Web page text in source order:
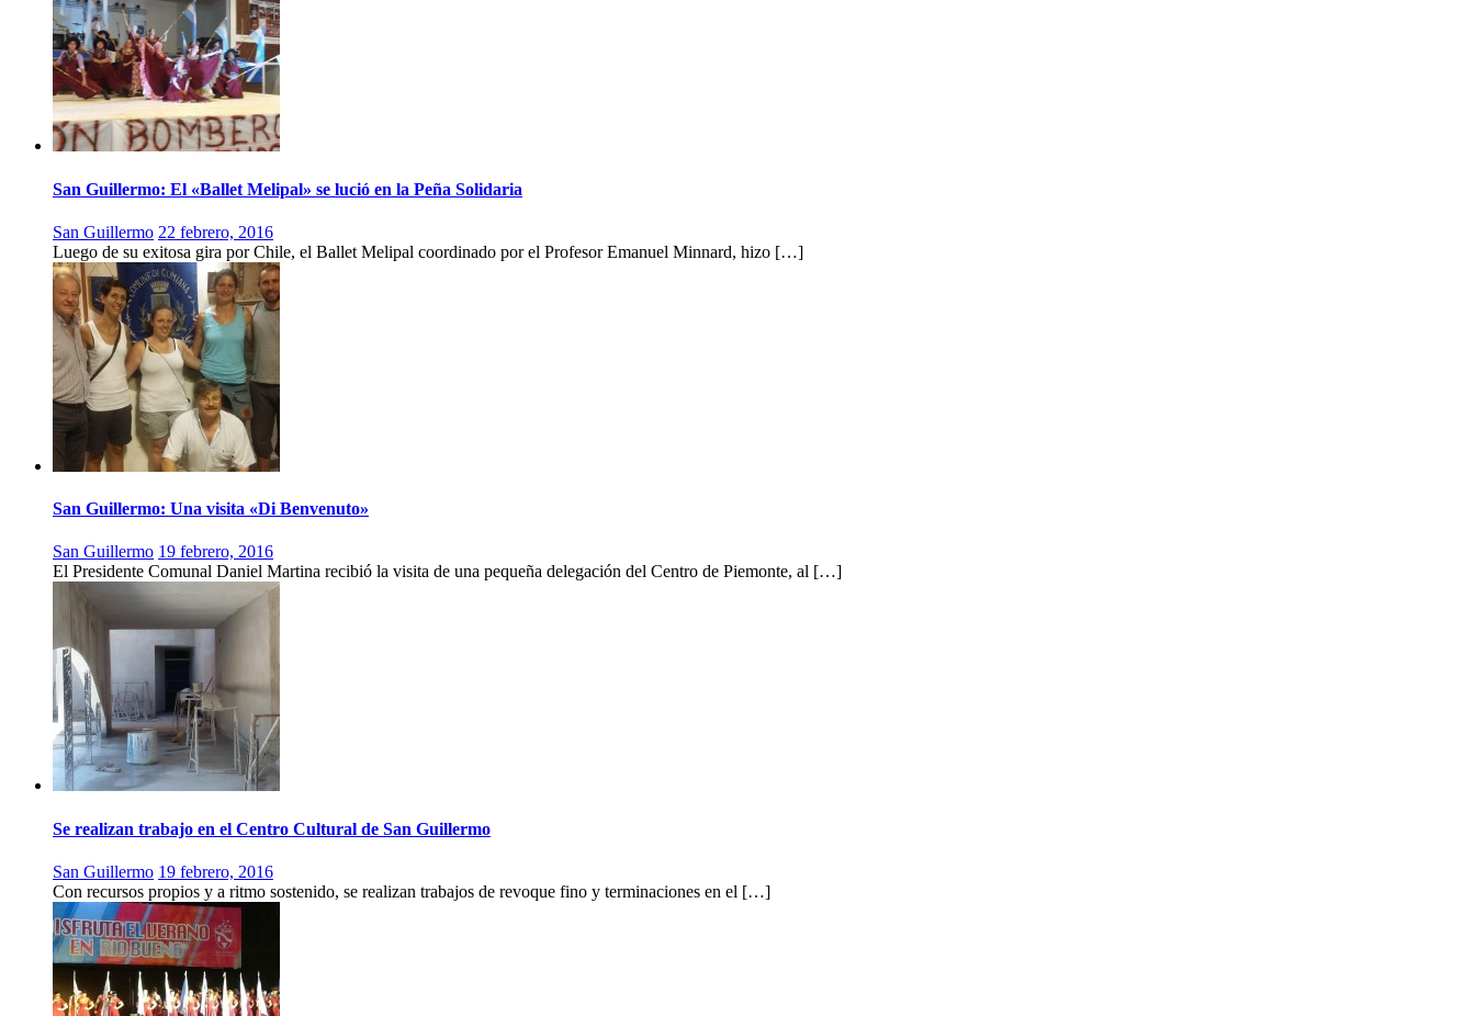
San Guillermo: El «Ballet Melipal» se lució en la Peña Solidaria
San Guillermo 22 febrero, 2016
Luego de su exitosa gira por Chile, el Ballet Melipal coordinado por el Profesor Emanuel Minnard, hizo […]
San Guillermo: Una visita «Di Benvenuto»
San Guillermo 19 febrero, 2016
El Presidente Comunal Daniel Martina recibió la visita de una pequeña delegación del Centro de Piemonte, al […]
Se realizan trabajo en el Centro Cultural de San Guillermo
San Guillermo 19 febrero, 2016
Con recursos propios y a ritmo sostenido, se realizan trabajos de revoque fino y terminaciones en el […]